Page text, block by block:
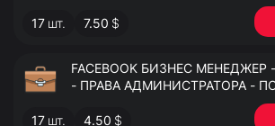
17 шт. 7.50 $
FACEBOOK БИЗНЕС МЕНЕДЖЕР -
- ПРАВА АДМИНИСТРАТОРА -
17 шт. 4.50 $